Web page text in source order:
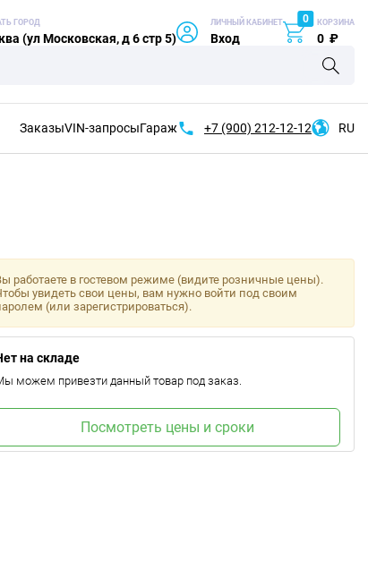
ГОРОД
(ул Московская, д 6 стр 5)
ЛИЧНЫЙ КАБИНЕТ
Вход
0 КОРЗИНА
0 ₽
ЗаказыVIN-запросыГараж +7 (900) 212-12-12 RU
работаете в гостевом режиме (видите розничные цены).
увидеть свои цены, вам нужно войти под своим
(или зарегистрироваться).
на складе
можем привезти данный товар под заказ.
Посмотреть цены и сроки